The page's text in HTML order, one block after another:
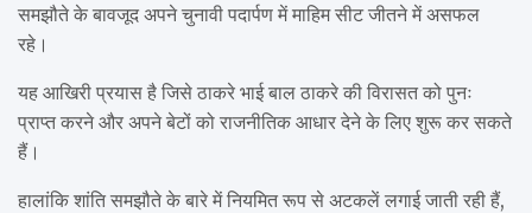
समझौते के बावजूद अपने चुनावी पदार्पण में माहिम सीट जीतने में असफल
रहे।
यह आखिरी प्रयास है जिसे ठाकरे भाई बाल ठाकरे की विरासत को पुनः
प्राप्त करने और अपने बेटों को राजनीतिक आधार देने के लिए शुरू कर सकते
हैं।
हालांकि शांति समझौते के बारे में नियमित रूप से अटकलें लगाई जाती रही हैं,